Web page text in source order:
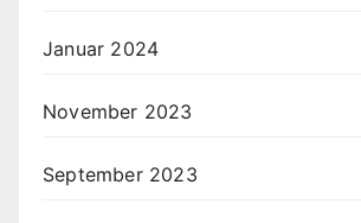
Januar 2024
November 2023
September 2023